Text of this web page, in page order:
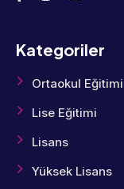
Kategoriler
Ortaokul Eğitimi
Lise Eğitimi
Lisans
Yüksek Lisans